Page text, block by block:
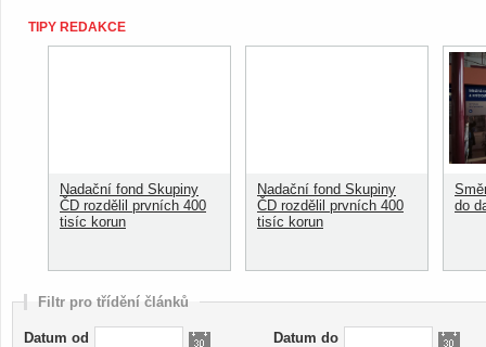
TIPY REDAKCE
Nadační fond Skupiny
ČD rozdělil prvních 400
tisíc korun
Nadační fond Skupiny
ČD rozdělil prvních 400
tisíc korun
do
Filtr pro třídění článků
Datum od Datum do